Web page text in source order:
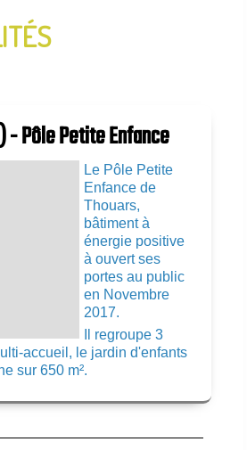
N°2 - Janvier 2020
- Pôle Petite Enfance
Le Pôle Petite
Enfance de
Thouars,
bâtiment à
énergie positive
à ouvert ses
portes au public
en Novembre
2017.
Il regroupe 3
accueil, le jardin d'enfants
sur 650 m².